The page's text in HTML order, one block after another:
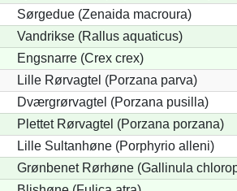
Sørgedue (Zenaida macroura)
Vandrikse (Rallus aquaticus)
Engsnarre (Crex crex)
Lille Rørvagtel (Porzana parva)
Dværgrørvagtel (Porzana pusilla)
Plettet Rørvagtel (Porzana porzana)
Lille Sultanhøne (Porphyrio alleni)
Grønbenet Rørhøne (Gallinula